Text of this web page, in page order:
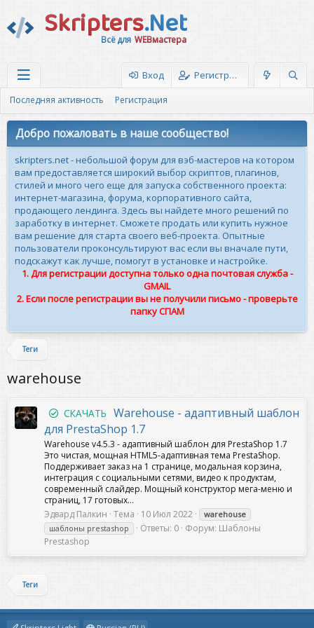
Skripters.Net
Всё для WEBмастера
Вход Регистрация
Последняя активность Регистрация
Добро пожаловать в наше сообщество!
skripters.net - небольшой форум для вэб-мастеров на котором
вам предоставляется широкий выбор скриптов, плагинов,
стилей и много чего еще для запуска собственного проекта:
интернет-магазина, форума, корпоративного сайта,
продающего лендинга. Здесь вы найдете много решений по
заработку в интернет. Сможете продать или купить нужное
вам решение для старта своего веб-проекта. Опытные
пользователи проконсультируют вас если вы вначале пути,
подскажут как лучше, помогут в установке и настройке.
1. Для регистрации доступна только одна почтовая служба -
GMAIL
2. Если после регистрации вы не получили письмо - проверьте
папку СПАМ
Теги
warehouse
СКАЧАТЬ Warehouse - адаптивный шаблон
для PrestaShop 1.7
Warehouse v4.5.3 - адаптивный шаблон для PrestaShop 1.7
Это чистая, мощная HTML5-адаптивная тема PrestaShop.
Поддерживает заказ на 1 странице, модальная корзина,
интеграция с социальными сетями, видео к продуктам,
современный слайдер. Мощный конструктор мега-меню и
страниц, 17 готовых...
Эдвард Палкин Тема 10 Июл 2022
warehouse
шаблоны prestashop
Ответы: 0 Форум: Шаблоны
Prestashop
Теги